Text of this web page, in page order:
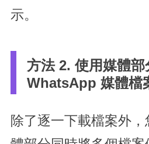
示。
方法 2. 使用媒體部
WhatsApp 媒體檔
除了逐一下載檔案外